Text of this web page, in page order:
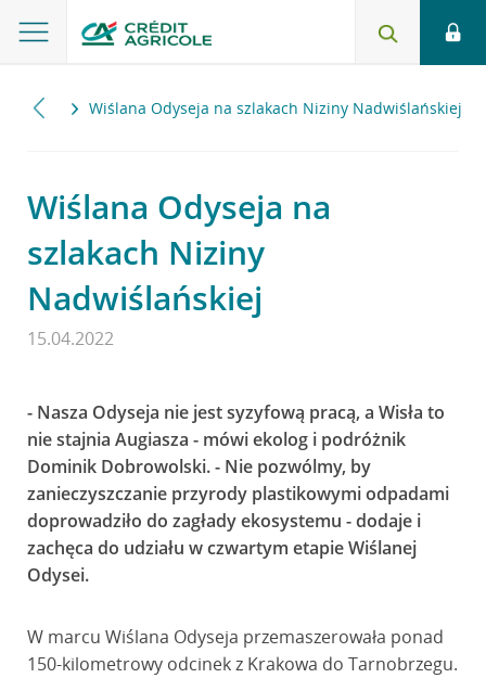
2022 Wiślana Odyseja na szlakach Niziny Nadwiślańskiej
Wiślana Odyseja na
szlakach Niziny
Nadwiślańskiej
15.04.2022
- Nasza Odyseja nie jest syzyfową pracą, a Wisła to
nie stajnia Augiasza - mówi ekolog i podróżnik
Dominik Dobrowolski. - Nie pozwólmy, by
zanieczyszczanie przyrody plastikowymi odpadami
doprowadziło do zagłady ekosystemu - dodaje i
zachęca do udziału w czwartym etapie Wiślanej
Odysei.
W marcu Wiślana Odyseja przemaszerowała ponad
150-kilometrowy odcinek z Krakowa do Tarnobrzegu.